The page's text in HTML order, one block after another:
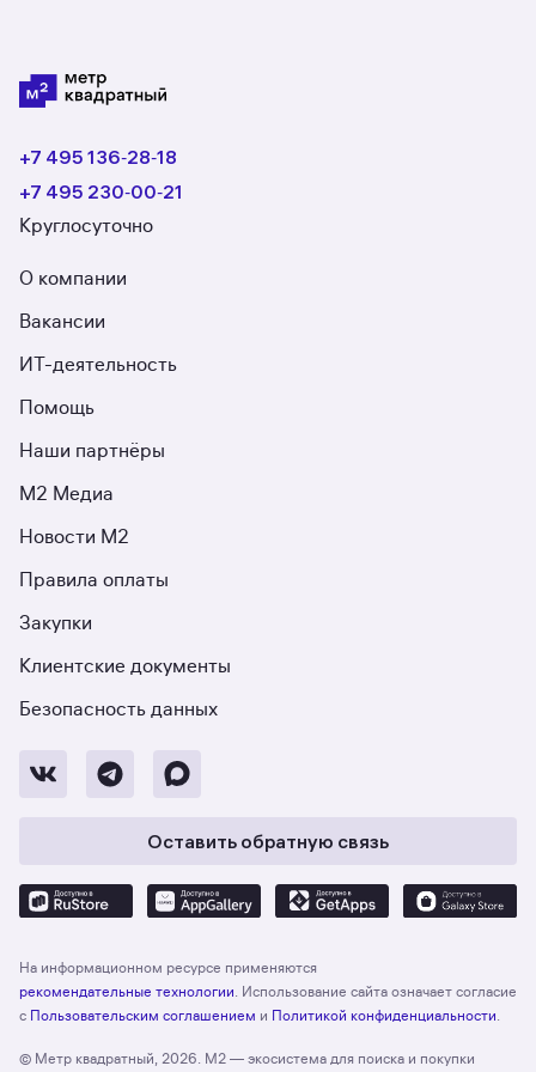
+7 495 136‑28‑18
+7 495 230‑00‑21
Круглосуточно
О компании
Вакансии
ИТ-деятельность
Помощь
Наши партнёры
М2 Медиа
Новости М2
Правила оплаты
Закупки
Клиентские документы
Безопасность данных
Оставить обратную связь
На информационном ресурсе применяются
рекомендательные технологии . Использование сайта означает согласие
с Пользовательским соглашением и Политикой конфиденциальности
© Метр квадратный, 2026. М2 — экосистема для поиска и покупки